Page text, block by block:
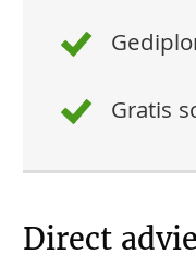
Gratis
Direct